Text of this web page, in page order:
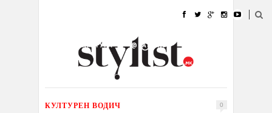
УБАВИНА
КУЛТУРА @РАБОТА
ИЗЛОГ
КУЛТУРЕН ВОДИЧ 0